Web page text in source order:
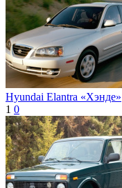
Hyundai Elantra «Хэнде»
1 0